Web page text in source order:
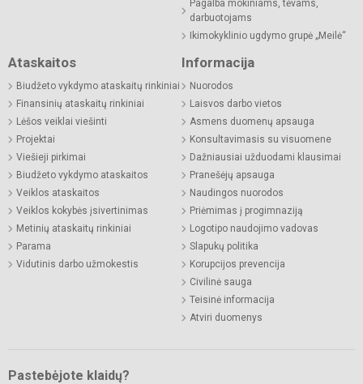
Pagalba mokiniams, tėvams,
darbuotojams
Ikimokyklinio ugdymo grupė „Meilė“
Ataskaitos
Biudžeto vykdymo ataskaitų rinkiniai
Finansinių ataskaitų rinkiniai
Lėšos veiklai viešinti
Projektai
Viešieji pirkimai
Biudžeto vykdymo ataskaitos
Veiklos ataskaitos
Veiklos kokybės įsivertinimas
Metinių ataskaitų rinkiniai
Parama
Vidutinis darbo užmokestis
Informacija
Nuorodos
Laisvos darbo vietos
Asmens duomenų apsauga
Konsultavimasis su visuomene
Dažniausiai užduodami klausimai
Pranešėjų apsauga
Naudingos nuorodos
Priėmimas į progimnaziją
Logotipo naudojimo vadovas
Slapukų politika
Korupcijos prevencija
Civilinė sauga
Teisinė informacija
Atviri duomenys
Pastebėjote klaidų?